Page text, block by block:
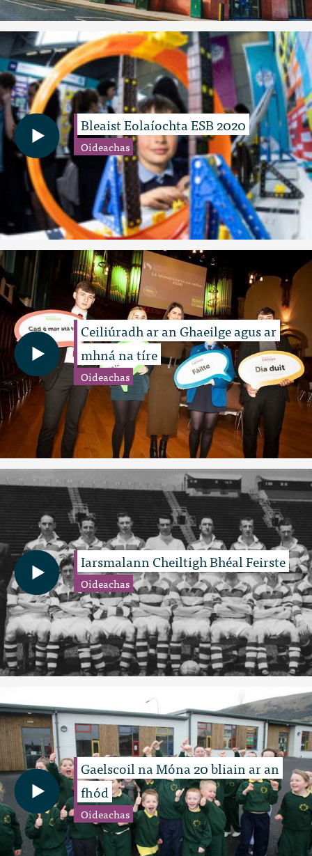
Bleaist Eolaíochta ESB 2020
Oideachas
Ceiliúradh ar an Ghaeilge agus ar
mhná na tíre
Oideachas
Iarsmalann Cheiltigh Bhéal Feirste
Oideachas
Gaelscoil na Móna 20 bliain ar an
fhód
Oideachas